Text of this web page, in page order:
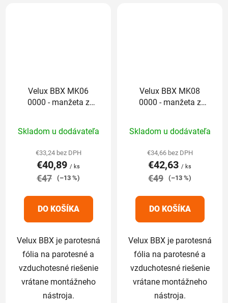
Velux BBX MK06
0000 - manžeta z
hodnotenie
produktu
je
5,0
5
hviezdičiek.
Skladom u dodávateľa
€33,24 bez DPH
€40,89 / ks
€47 (–13 %)
DO KOŠÍKA
Velux BBX je parotesná
fólia na parotesné a
vzduchotesné riešenie
vrátane montážneho
nástroja.
Velux BBX MK08
0000 - manžeta z
hodnotenie
produktu
je
5,0
5
hviezdičiek.
Skladom u dodávateľa
€34,66 bez DPH
€42,63 / ks
€49 (–13 %)
DO KOŠÍKA
Velux BBX je parotesná
fólia na parotesné a
vzduchotesné riešenie
vrátane montážneho
nástroja.